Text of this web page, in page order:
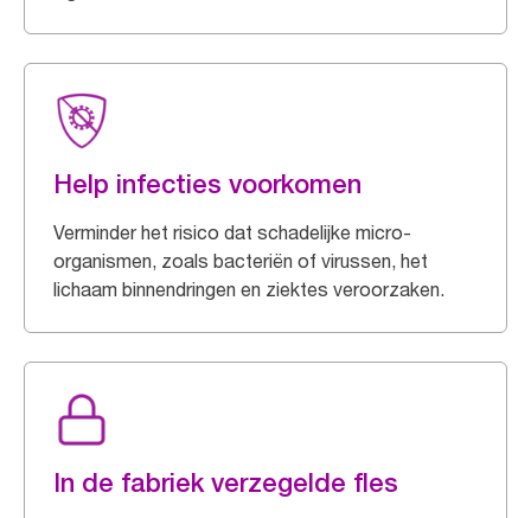
Help infecties voorkomen
Verminder het risico dat schadelijke micro-
organismen, zoals bacteriën of virussen, het
lichaam binnendringen en ziektes veroorzaken.
In de fabriek verzegelde fles